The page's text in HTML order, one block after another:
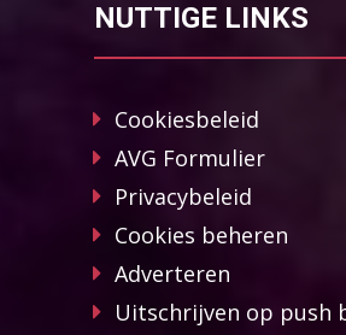
NUTTIGE LINKS
Cookiesbeleid
AVG Formulier
Privacybeleid
Cookies beheren
Adverteren
Uitschrijven op push